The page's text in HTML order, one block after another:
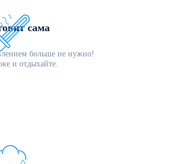
сама
больше не нужно!
и отдыхайте.